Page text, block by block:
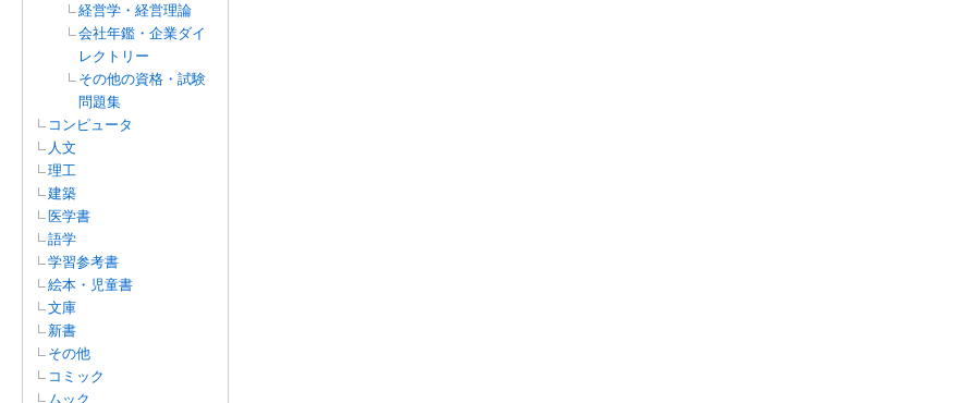
経営学・経営理論
会社年鑑・企業ダイ
レクトリー
その他の資格・試験
問題集
コンピュータ
人文
理工
建築
医学書
語学
学習参考書
絵本・児童書
文庫
新書
その他
コミック
ムック